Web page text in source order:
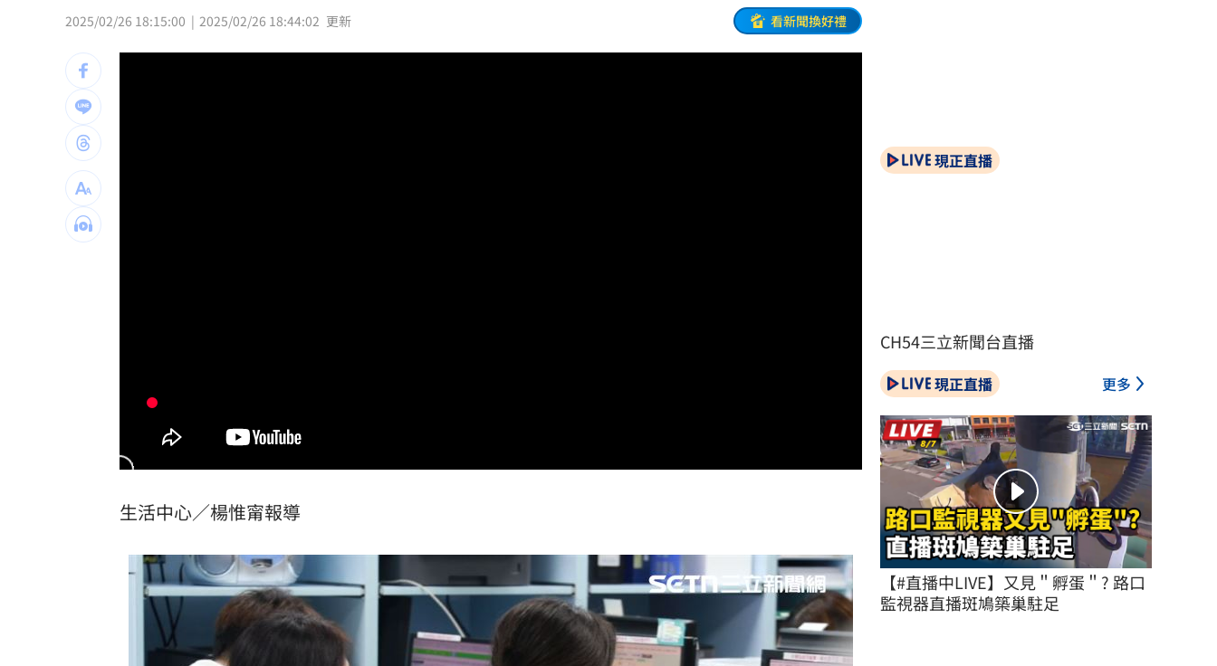
獨／北勢棒球隊穿破鞋拚冠軍 台僑看哭了
南港Lalaport鷹架坍塌！3櫃位暫停營業 23:34
台灣彩券開獎直播中 20:31
LIVE三立+24小時直播 15:27
三立iNEWS新聞台線上直播
商場戰國來臨 台中「頂奢大道」逐漸成形 12:00
台彩父親節推新刮刮樂千萬頭獎超「爸」氣 12:00
「拍片人的多重宇宙」職涯論壇9/12登場！ 10:30
2025/02/26 18:15:00 2025/02/26 18:44:02 更新 看新聞換好禮
生活中心／楊惟甯報導
現正直播
CH54三立新聞台直播
現正直播 更多
【#直播中LIVE】又見＂孵蛋＂? 路口
監視器直播斑鳩築巢駐足